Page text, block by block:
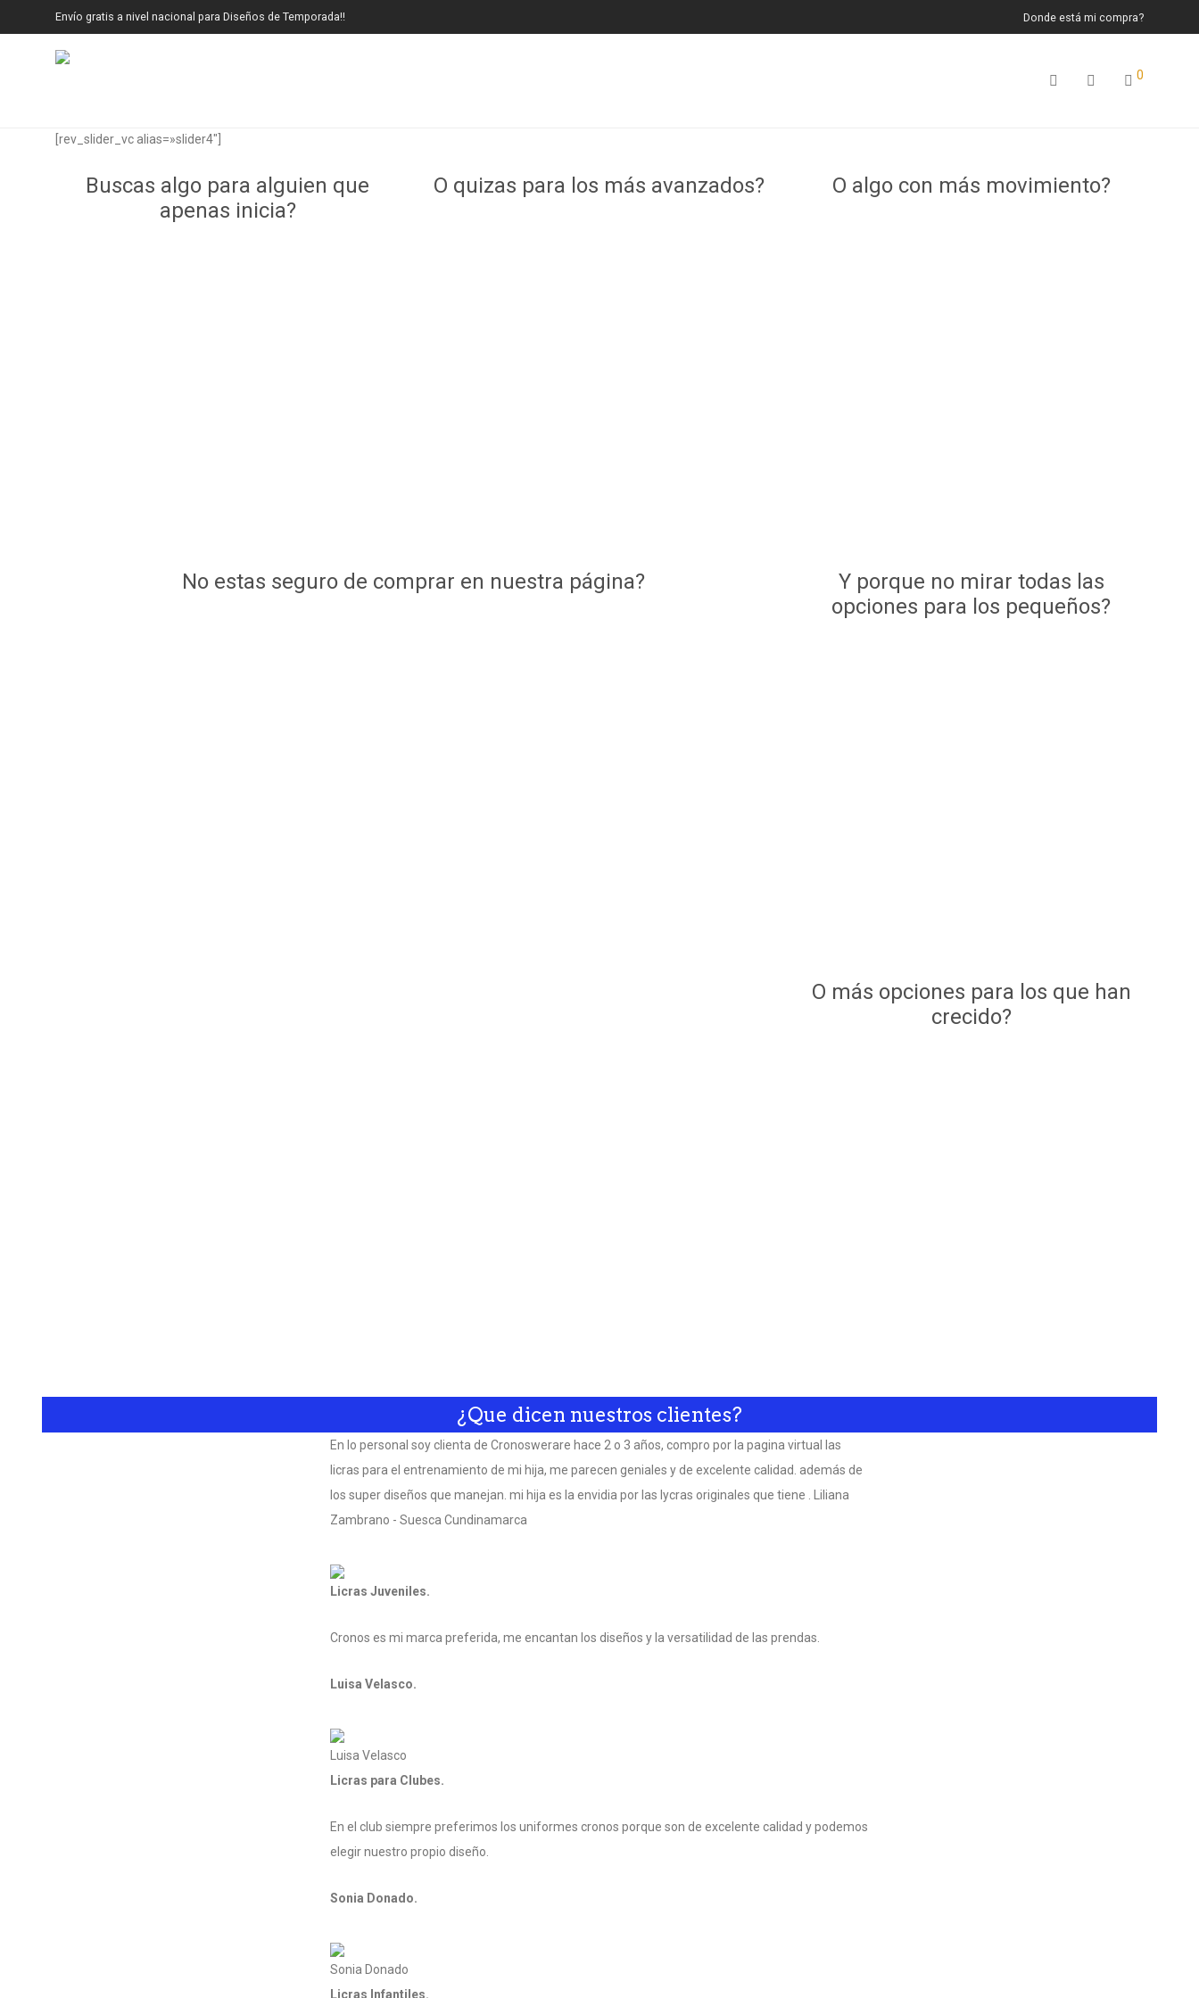
Envío gratis a nivel nacional para Diseños de Temporada!! Donde está mi compra?
0
[rev_slider_vc alias=»slider4″]
Buscas algo para alguien que
apenas inicia?
O quizas para los más avanzados? O algo con más movimiento?
No estas seguro de comprar en nuestra página?
Y porque no mirar todas las
opciones para los pequeños?
O más opciones para los que han
crecido?
¿Que dicen nuestros clientes?
En lo personal soy clienta de Cronoswerare hace 2 o 3 años, compro por la pagina virtual las
licras para el entrenamiento de mi hija, me parecen geniales y de excelente calidad. además de
los super diseños que manejan. mi hija es la envidia por las lycras originales que tiene . Liliana
Zambrano - Suesca Cundinamarca
Licras Juveniles.
Cronos es mi marca preferida, me encantan los diseños y la versatilidad de las prendas.
Luisa Velasco.
Luisa Velasco
Licras para Clubes.
En el club siempre preferimos los uniformes cronos porque son de excelente calidad y podemos
elegir nuestro propio diseño.
Sonia Donado.
Sonia Donado
Licras Infantiles.